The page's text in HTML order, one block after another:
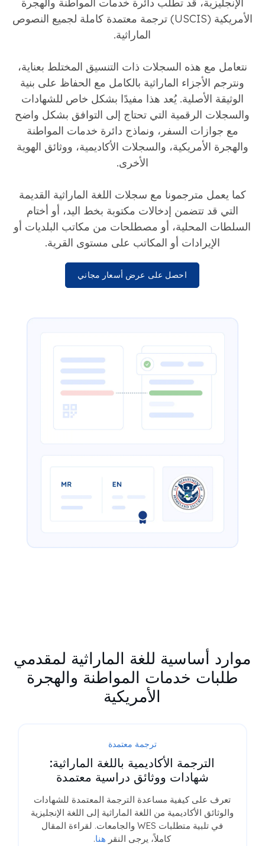
الأمريكية (USCIS) ترجمة معتمدة كاملة لجميع النصوص
الماراثية.
نتعامل مع هذه السجلات ذات التنسيق المختلط بعناية،
ونترجم الأجزاء الماراثية بالكامل مع الحفاظ على بنية
الوثيقة الأصلية. يُعد هذا مفيدًا بشكل خاص للشهادات
والسجلات الرقمية التي تحتاج إلى التوافق بشكل واضح
مع جوازات السفر، ونماذج دائرة خدمات المواطنة
والهجرة الأمريكية، والسجلات الأكاديمية، ووثائق الهوية
الأخرى.
كما يعمل مترجمونا مع سجلات اللغة الماراثية القديمة
التي قد تتضمن إدخالات مكتوبة بخط اليد، أو أختام
السلطات المحلية، أو مصطلحات من مكاتب البلديات أو
الإيرادات أو المكاتب على مستوى القرية.
احصل على عرض أسعار مجاني
موارد أساسية للغة الماراثية لمقدمي
طلبات خدمات المواطنة والهجرة
الأمريكية
ترجمة معتمدة
الترجمة الأكاديمية باللغة الماراثية:
شهادات ووثائق دراسية معتمدة
تعرف على كيفية مساعدة الترجمة المعتمدة للشهادات
والوثائق الأكاديمية من اللغة الماراثية إلى اللغة الإنجليزية
في تلبية متطلبات WES والجامعات. لقراءة المقال
كاملاً، يرجى النقر هنا.